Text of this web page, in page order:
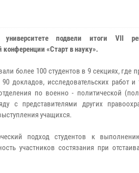
подвели итоги VII
«Старт в науку».
более 100 студентов в 9 секциях, где
докладов, исследовательских работ и
по военно - политической
с представителями других
учащихся.
подход студентов к
участников состязания при